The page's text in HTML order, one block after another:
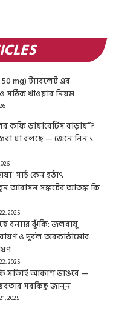
mg) ট্যাবলেট এর
সঠিক খাওয়ার নিয়ম
কফি ডায়াবেটিস বাড়ায়”?
যা বলছে — জেনে নিন ১
সার্চ কেন হঠাৎ
আবাসন সঙ্কটের আতঙ্ক কি
22, 2025
বন্যার ঝুঁকি: জলবায়ু
ও দুর্বল অবকাঠামোর
22, 2025
সত্যিই আকাশ ভাঙবে —
সবকিছু জানুন
2025